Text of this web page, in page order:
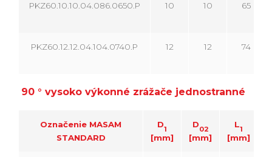
PKZ60.10.10.04.086.0650.P 10 10 65
PKZ60.12.12.04.104.0740.P 12 12 74
90 ° vysoko výkonné zrážače jednostranné
Označenie MASAM
STANDARD
D1
[mm]
D02
[mm]
L1
[mm]